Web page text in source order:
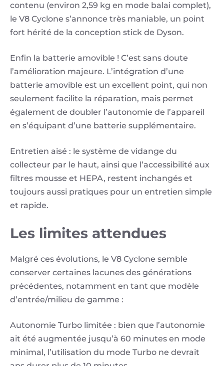
contenu (environ 2,59 kg en mode balai complet),
le V8 Cyclone s’annonce très maniable, un point
fort hérité de la conception stick de Dyson.
Enfin la batterie amovible ! C’est sans doute
l’amélioration majeure. L’intégration d’une
batterie amovible est un excellent point, qui non
seulement facilite la réparation, mais permet
également de doubler l’autonomie de l’appareil
en s’équipant d’une batterie supplémentaire.
Entretien aisé : le système de vidange du
collecteur par le haut, ainsi que l’accessibilité aux
filtres mousse et HEPA, restent inchangés et
toujours aussi pratiques pour un entretien simple
et rapide.
Les limites attendues
Malgré ces évolutions, le V8 Cyclone semble
conserver certaines lacunes des générations
précédentes, notamment en tant que modèle
d’entrée/milieu de gamme :
Autonomie Turbo limitée : bien que l’autonomie
ait été augmentée jusqu’à 60 minutes en mode
minimal, l’utilisation du mode Turbo ne devrait